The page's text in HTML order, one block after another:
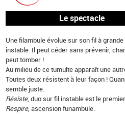
Le spectacle
Une filambule évolue sur son fil à
instable. Il peut céder sans prévenir,
peut tomber !
Au milieu de ce tumulte apparaît une
Toutes deux résistent à leur façon !
semble juste.
Résiste, duo sur fil instable est le
Respire, ascension funambule.